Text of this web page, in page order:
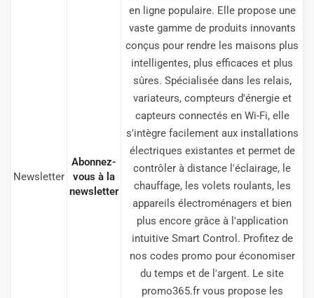
Newsletter
Abonnez-
vous à la
newsletter
en ligne populaire. Elle propose une
vaste gamme de produits innovants
conçus pour rendre les maisons plus
intelligentes, plus efficaces et plus
sûres. Spécialisée dans les relais,
variateurs, compteurs d'énergie et
capteurs connectés en Wi-Fi, elle
s'intègre facilement aux installations
électriques existantes et permet de
contrôler à distance l'éclairage, le
chauffage, les volets roulants, les
appareils électroménagers et bien
plus encore grâce à l'application
intuitive Smart Control. Profitez de
nos codes promo pour économiser
du temps et de l'argent. Le site
promo365.fr vous propose les